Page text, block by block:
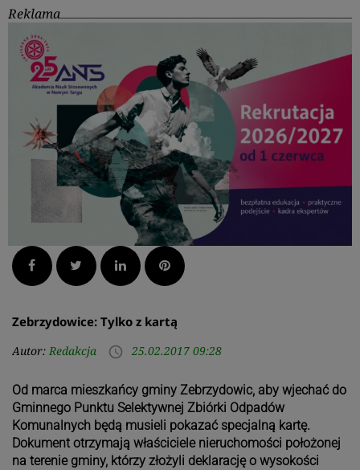
Reklama
Facebook Twitter LinkedInPinterest
Zebrzydowice: Tylko z kartą
Autor: Redakcja access_time 25.02.2017 09:28
Od marca mieszkańcy gminy Zebrzydowic, aby wjechać do
Gminnego Punktu Selektywnej Zbiórki Odpadów
Komunalnych będą musieli pokazać specjalną kartę.
Dokument otrzymają właściciele nieruchomości położonej
na terenie gminy, którzy złożyli deklarację o wysokości